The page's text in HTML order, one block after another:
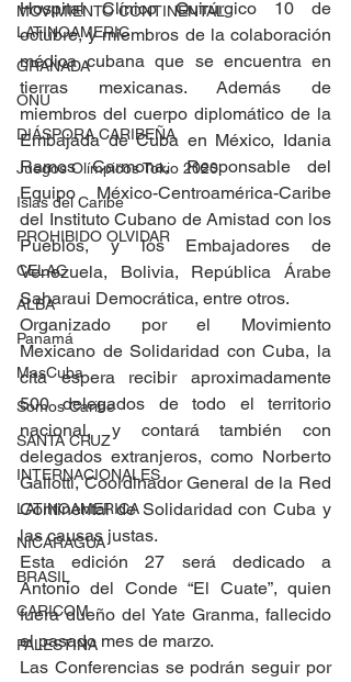
MOVIMIENTO CONTINENTAL
LATINOAMERIC
GRANADA
ONU
DIÁSPORA CARIBEÑA
Juegos Olímpicos Tokio 2020
Islas del Caribe
PROHIBIDO OLVIDAR
CELAC
ALBA
Panamá
MasCuba
Somos Caribe
SANTA CRUZ
INTERNACIONALES
LATINOAMERICA
NICARAGUA
BRASIL
CARICOM
PALESTINA
Hospital Clínico Quirúrgico 10 de
octubre, y miembros de la colaboración
médica cubana que se encuentra en
tierras mexicanas. Además de
miembros del cuerpo diplomático de la
Embajada de Cuba en México, Idania
Ramos Carmona, Responsable del
Equipo México-Centroamérica-Caribe
del Instituto Cubano de Amistad con los
Pueblos, y los Embajadores de
Venezuela, Bolivia, República Árabe
Saharaui Democrática, entre otros.
Organizado por el Movimiento
Mexicano de Solidaridad con Cuba, la
cita espera recibir aproximadamente
500 delegados de todo el territorio
nacional, y contará también con
delegados extranjeros, como Norberto
Galiotti, Coordinador General de la Red
Continental de Solidaridad con Cuba y
las causas justas.
Esta edición 27 será dedicado a
Antonio del Conde “El Cuate”, quien
fuera dueño del Yate Granma, fallecido
el pasado mes de marzo.
Las Conferencias se podrán seguir por